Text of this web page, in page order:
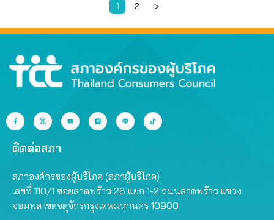
1 2 >
ติดต่อสภา
สภาองค์กรของผู้บริโภค (สภาผู้บริโภค)
เลขที่ 110/1 ซอยลาดพร้าว 26 แยก 1-2 ถนนลาดพร้าว แขวง
จอมพล เขตจตุจักรกรุงเทพมหานคร 10900